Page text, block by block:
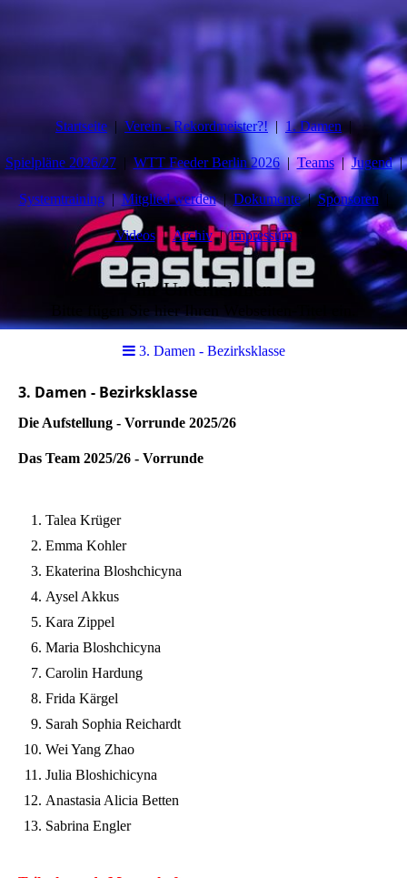
Startseite Verein - Rekordmeister?! 1. Damen
Spielpläne 2026/27 WTT Feeder Berlin 2026 Teams Jugend
Systemtraining Mitglied werden Dokumente Sponsoren
Videos Archiv Impressum
Ihr Unternehmen
Bitte fügen Sie hier Ihren Webseiten-Titel ein.
3. Damen - Bezirksklasse
3. Damen - Bezirksklasse
Die Aufstellung - Vorrunde 2025/26
Das Team 2025/26 - Vorrunde
Talea Krüger
Emma Kohler
Ekaterina Bloshchicyna
Aysel Akkus
Kara Zippel
Maria Bloshchicyna
Carolin Hardung
Frida Kärgel
Sarah Sophia Reichardt
Wei Yang Zhao
Julia Bloshichicyna
Anastasia Alicia Betten
Sabrina Engler